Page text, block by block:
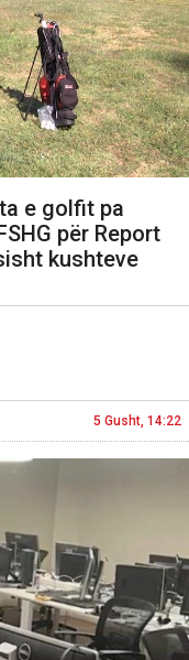
e golfit pa
për Report
kushteve
5 Gusht, 14:22